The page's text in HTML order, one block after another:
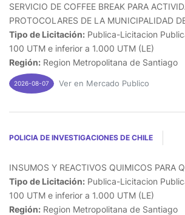
SERVICIO DE COFFEE BREAK PARA
PROTOCOLARES DE LA MUNICIPALIDAD
Tipo de Licitación: Publica-Licitacion
100 UTM e inferior a 1.000 UTM (LE)
Región: Region Metropolitana de Santiago
2026-08-07 Ver en Mercado Publico
POLICIA DE INVESTIGACIONES DE CHILE
INSUMOS Y REACTIVOS QUIMICOS PARA
Tipo de Licitación: Publica-Licitacion
100 UTM e inferior a 1.000 UTM (LE)
Región: Region Metropolitana de Santiago